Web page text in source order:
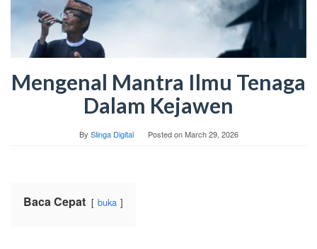
Mengenal Mantra Ilmu Tenaga
Dalam Kejawen
By Slinga Digital Posted onMarch 29, 2026
Baca Cepat buka